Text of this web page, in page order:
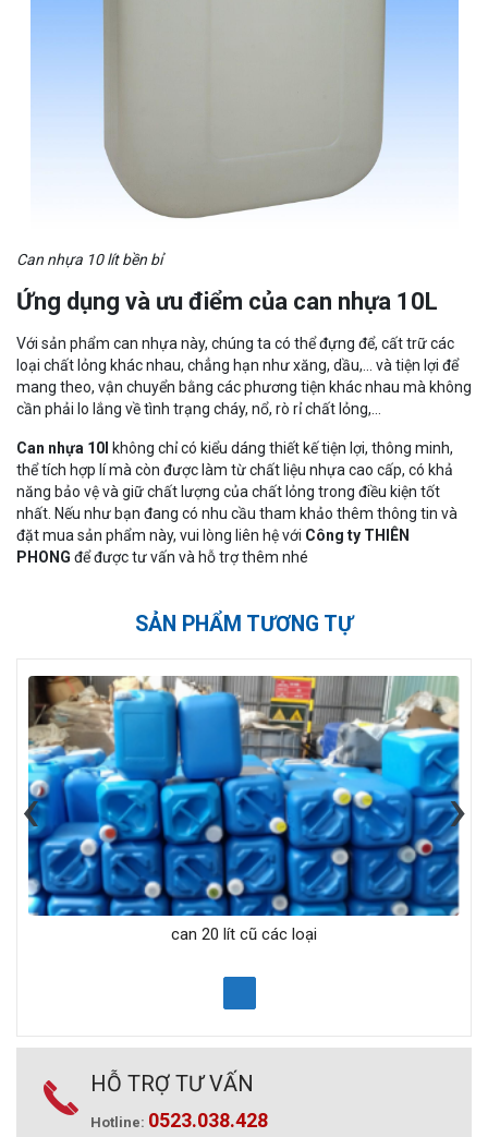
Can nhựa 10 lít bền bỉ
Ứng dụng và ưu điểm của can nhựa 10L
Với sản phẩm can nhựa này, chúng ta có thể đựng để, cất trữ các
loại chất lỏng khác nhau, chẳng hạn như xăng, dầu,... và tiện lợi để
mang theo, vận chuyển bằng các phương tiện khác nhau mà không
cần phải lo lắng về tình trạng cháy, nổ, rò rỉ chất lỏng,...
Can nhựa 10l không chỉ có kiểu dáng thiết kế tiện lợi, thông minh,
thể tích hợp lí mà còn được làm từ chất liệu nhựa cao cấp, có khả
năng bảo vệ và giữ chất lượng của chất lỏng trong điều kiện tốt
nhất. Nếu như bạn đang có nhu cầu tham khảo thêm thông tin và
đặt mua sản phẩm này, vui lòng liên hệ với Công ty THIÊN
PHONG để được tư vấn và hỗ trợ thêm nhé
SẢN PHẨM TƯƠNG TỰ
can 20 lít cũ các loại
‹ ›
HỖ TRỢ TƯ VẤN
Hotline: 0523.038.428